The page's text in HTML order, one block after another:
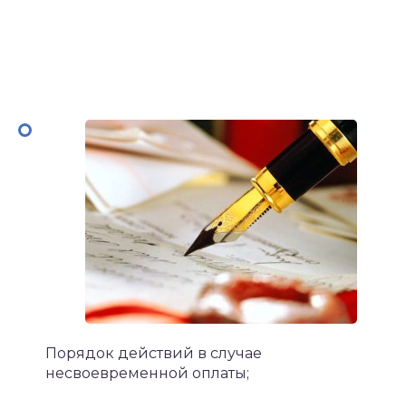
Порядок действий в случае
несвоевременной оплаты;